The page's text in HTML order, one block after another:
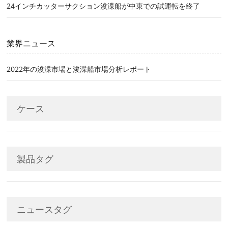
24インチカッターサクション浚渫船が中東での試運転を終了
業界ニュース
2022年の浚渫市場と浚渫船市場分析レポート
ケース
製品タグ
ニュースタグ